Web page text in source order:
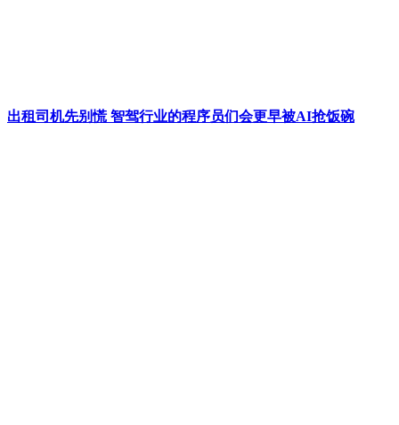
出租司机先别慌 智驾行业的程序员们会更早被AI抢饭碗